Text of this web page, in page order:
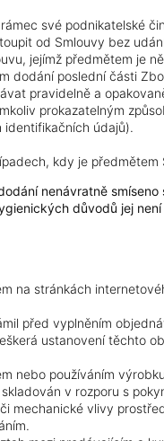
své podnikatelské
od Smlouvy bez
jejímž předmětem je
dodání poslední části
pravidelně a
prokazatelným
identifikačních údajů).
kdy je předmětem
nenávratně smíseno
důvodů jej
na stránkách
před vyplněním
ustanovení těchto
nebo používáním
v rozporu s
mechanické vlivy